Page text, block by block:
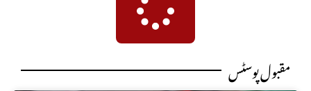
مقبول پوسٹس